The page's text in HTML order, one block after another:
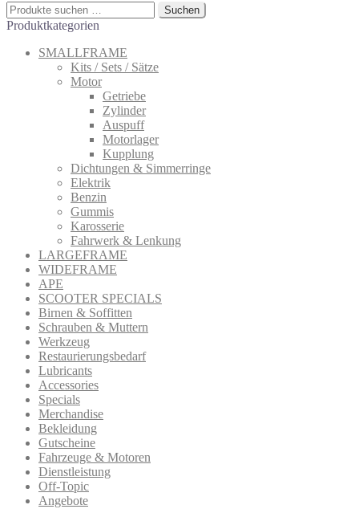
Suchen
nach:
Suchen
Produktkategorien
SMALLFRAME
Kits / Sets / Sätze
Motor
Getriebe
Zylinder
Auspuff
Motorlager
Kupplung
Dichtungen & Simmerringe
Elektrik
Benzin
Gummis
Karosserie
Fahrwerk & Lenkung
LARGEFRAME
WIDEFRAME
APE
SCOOTER SPECIALS
Birnen & Soffitten
Schrauben & Muttern
Werkzeug
Restaurierungsbedarf
Lubricants
Accessories
Specials
Merchandise
Bekleidung
Gutscheine
Fahrzeuge & Motoren
Dienstleistung
Off-Topic
Angebote